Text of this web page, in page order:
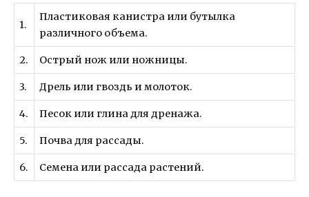
1.
Пластиковая канистра или бутылка
различного объема.
2. Острый нож или ножницы.
3. Дрель или гвоздь и молоток.
4. Песок или глина для дренажа.
5. Почва для рассады.
6. Семена или рассада растений.